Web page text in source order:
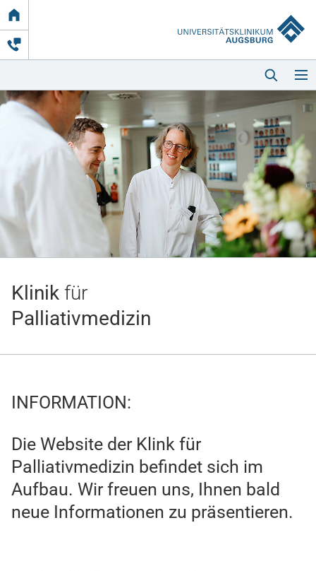
Link
zur
Startseite
Startseite
Kliniken & Einrichtungen
Beruf & Karriere
Notaufnahme
Anreise
Klinik für
Palliativmedizin
INFORMATION:
Die Website der Klink für
Palliativmedizin befindet sich im
Aufbau. Wir freuen uns, Ihnen bald
neue Informationen zu präsentieren.